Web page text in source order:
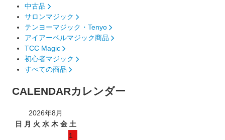
中古品
サロンマジック
テンヨーマジック・Tenyo
アイアーベルマジック商品
TCC Magic
初心者マジック
すべての商品
CALENDARカレンダー
2026年8月
日 月 火 水 木 金 土
1